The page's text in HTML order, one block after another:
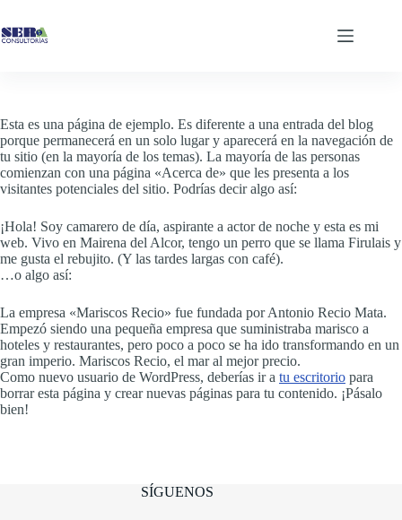
contenido
Esta es una página de ejemplo. Es diferente a una entrada del blog
porque permanecerá en un solo lugar y aparecerá en la navegación de
tu sitio (en la mayoría de los temas). La mayoría de las personas
comienzan con una página «Acerca de» que les presenta a los
visitantes potenciales del sitio. Podrías decir algo así:
¡Hola! Soy camarero de día, aspirante a actor de noche y esta es mi
web. Vivo en Mairena del Alcor, tengo un perro que se llama Firulais y
me gusta el rebujito. (Y las tardes largas con café).
…o algo así:
La empresa «Mariscos Recio» fue fundada por Antonio Recio Mata.
Empezó siendo una pequeña empresa que suministraba marisco a
hoteles y restaurantes, pero poco a poco se ha ido transformando en un
gran imperio. Mariscos Recio, el mar al mejor precio.
Como nuevo usuario de WordPress, deberías ir a tu escritorio para
borrar esta página y crear nuevas páginas para tu contenido. ¡Pásalo
bien!
SÍGUENOS